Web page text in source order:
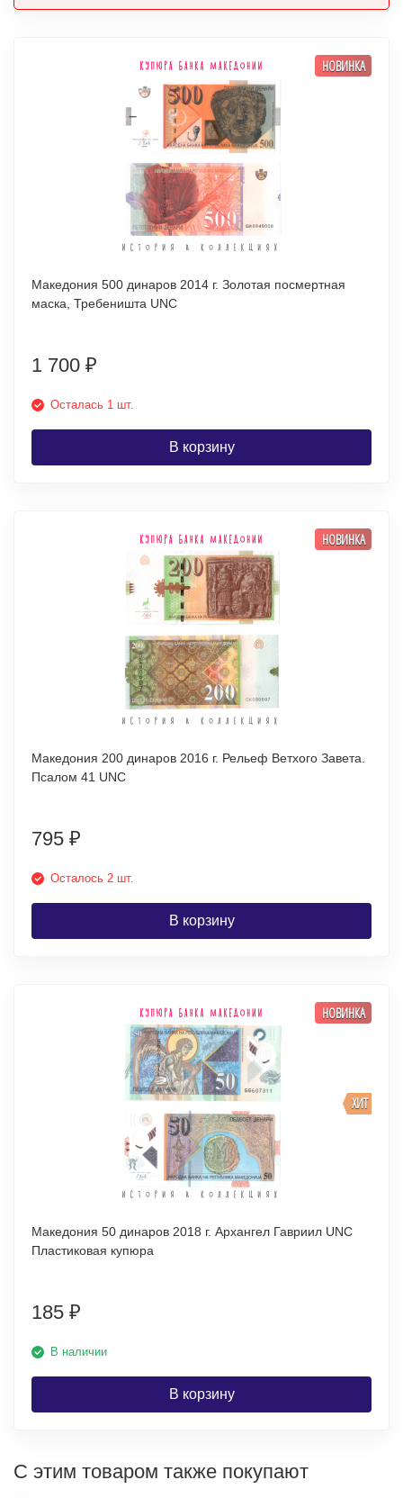
НОВИНКА
Македония 500 динаров 2014 г. Золотая посмертная
маска, Требеништа UNC
1 700 ₽
Осталась 1 шт.
В корзину
НОВИНКА
Македония 200 динаров 2016 г. Рельеф Ветхого Завета.
Псалом 41 UNC
795 ₽
Осталось 2 шт.
В корзину
ХИТ
НОВИНКА
Македония 50 динаров 2018 г. Архангел Гавриил UNC
Пластиковая купюра
185 ₽
В наличии
В корзину
С этим товаром также покупают